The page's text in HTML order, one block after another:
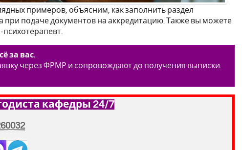
примеров, объясним, как заполнить раздел
подаче документов на аккредитацию. Также вы можете
за вас.
через ФРМР и сопровождают до получения выписки.
кафедры 24/7